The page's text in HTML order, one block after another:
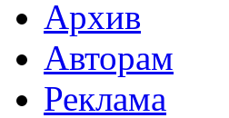
Архив
Авторам
Реклама